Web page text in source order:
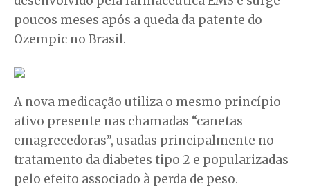
poucos meses após a queda da patente do
Ozempic no Brasil.
A nova medicação utiliza o mesmo princípio
ativo presente nas chamadas “canetas
emagrecedoras”, usadas principalmente no
tratamento da diabetes tipo 2 e popularizadas
pelo efeito associado à perda de peso.